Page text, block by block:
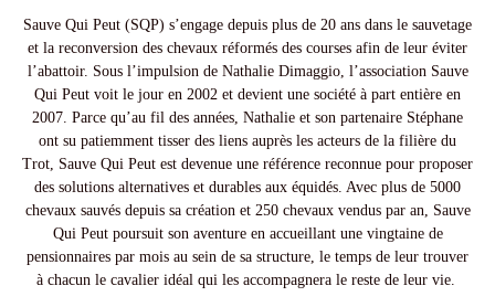
Sauve Qui Peut (SQP) s’engage depuis plus de 20 ans dans le sauvetage
et la reconversion des chevaux réformés des courses afin de leur éviter
l’abattoir. Sous l’impulsion de Nathalie Dimaggio, l’association Sauve
Qui Peut voit le jour en 2002 et devient une société à part entière en
2007. Parce qu’au fil des années, Nathalie et son partenaire Stéphane
ont su patiemment tisser des liens auprès les acteurs de la filière du
Trot, Sauve Qui Peut est devenue une référence reconnue pour proposer
des solutions alternatives et durables aux équidés. Avec plus de 5000
chevaux sauvés depuis sa création et 250 chevaux vendus par an, Sauve
Qui Peut poursuit son aventure en accueillant une vingtaine de
pensionnaires par mois au sein de sa structure, le temps de leur trouver
à chacun le cavalier idéal qui les accompagnera le reste de leur vie.